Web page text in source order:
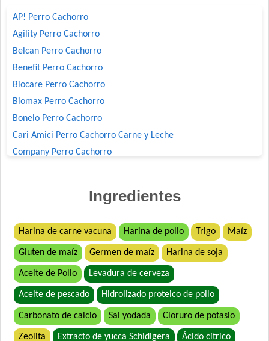
AP! Perro Cachorro
Agility Perro Cachorro
Belcan Perro Cachorro
Benefit Perro Cachorro
Biocare Perro Cachorro
Biomax Perro Cachorro
Bonelo Perro Cachorro
Cari Amici Perro Cachorro Carne y Leche
Company Perro Cachorro
Deleita Super Premium Perro Cachorro
Dog Chow Perro Cachorro Mini
Dog Selection Criadores Cachorros
Dog Selection Etiqueta Negra Cachorros
Dog Selection Premium Cachorros
Dogui Perro Cachorro
Dr. Cossia Super Premium Dog Perro Cachorro Mordida
Grande
Ingredientes
Harina de carne vacuna Harina de pollo Trigo Maíz
Gluten de maíz Germen de maíz Harina de soja
Aceite de Pollo Levadura de cerveza
Aceite de pescado Hidrolizado proteico de pollo
Carbonato de calcio Sal yodada Cloruro de potasio
Zeolita Extracto de yucca Schidigera Ácido cítrico